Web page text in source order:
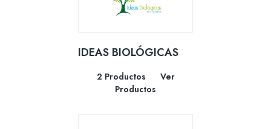
IDEAS BIOLÓGICAS
2 Productos
Ver
Productos